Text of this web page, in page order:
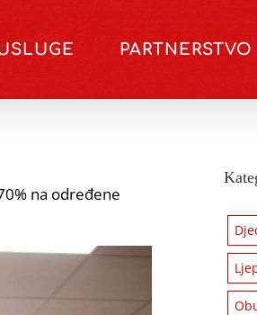
PARTNERSTVO
na određene